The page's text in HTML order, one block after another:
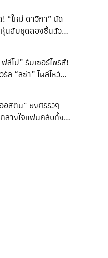
ใหญ่ เพื่อความ
งกฏหมาย”
! “ใหม่ ดาวิกา” นัด
นสับชุดสองชิ้นตัวจิ๋ว
ฟลีโป” รับเซอร์ไพรส์!
รัล “ลิซ่า” โผล่ไหว้
อสติน” ยิงศรรัวๆ
ลางใจแฟนคลับทั้ง